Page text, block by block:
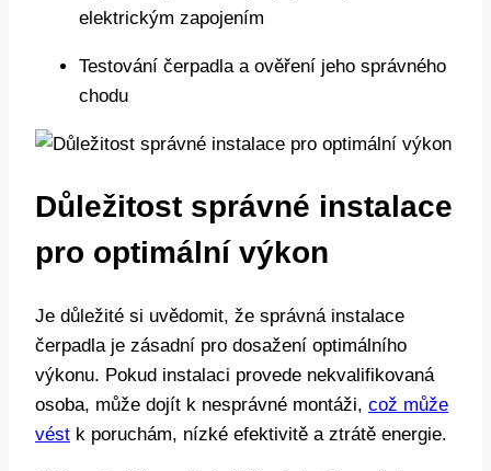
elektrickým zapojením
Testování čerpadla a ověření jeho správného
chodu
Důležitost správné instalace
pro optimální výkon
Je důležité si uvědomit, že správná instalace
čerpadla je zásadní pro dosažení optimálního
výkonu. Pokud instalaci provede nekvalifikovaná
osoba, může dojít k nesprávné montáži, což může
vést k poruchám, nízké efektivitě a ztrátě energie.